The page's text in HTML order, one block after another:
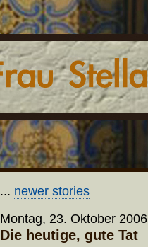
... newer stories
Montag, 23. Oktober 2006
Die heutige, gute Tat